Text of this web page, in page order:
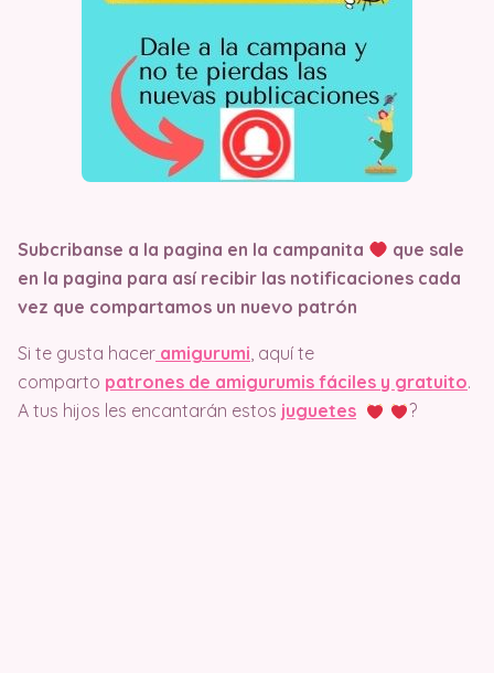
Subcribanse a la pagina en la campanita
que sale
en la pagina para así recibir las notificaciones cada
vez que compartamos un nuevo patrón
Si te gusta hacer amigurumi, aquí te
comparto patrones de amigurumis fáciles y gratuito.
A tus hijos les encantarán estos juguetes ?